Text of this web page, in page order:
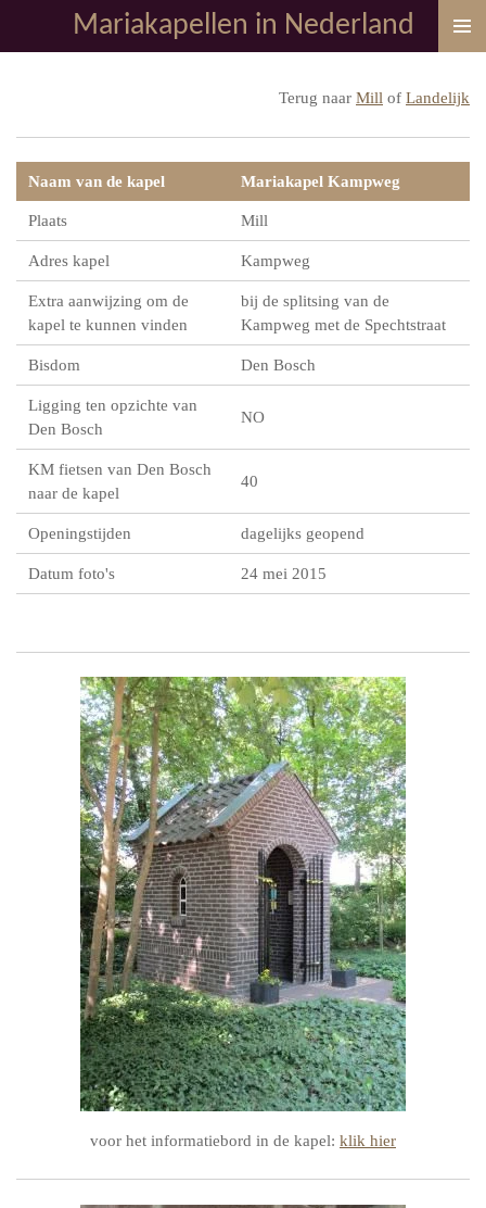
direct
Mariakapellen in Nederland
Terug naar Mill of Landelijk
Naam van de kapel Mariakapel Kampweg
Plaats Mill
Adres kapel Kampweg
Extra aanwijzing om de
kapel te kunnen vinden
bij de splitsing van de
Kampweg met de Spechtstraat
Bisdom Den Bosch
Ligging ten opzichte van
Den Bosch
NO
KM fietsen van Den Bosch
naar de kapel
40
Openingstijden dagelijks geopend
Datum foto's 24 mei 2015
voor het informatiebord in de kapel: klik hier